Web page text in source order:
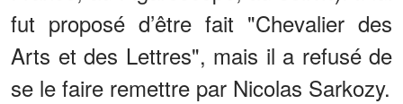
fut proposé d’être fait "Chevalier des
Arts et des Lettres", mais il a refusé de
se le faire remettre par Nicolas Sarkozy.